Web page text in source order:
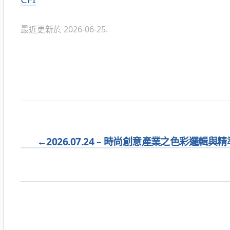
最近更新於 2026-06-25.
←2026.07.24 – 時尚創意產業之色彩邏輯與精